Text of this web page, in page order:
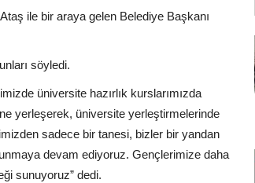
ile bir araya gelen Belediye Başkanı
söyledi.
üniversite hazırlık kurslarımızda
yerleşerek, üniversite yerleştirmelerinde
sadece bir tanesi, bizler bir yandan
devam ediyoruz. Gençlerimize daha
sunuyoruz” dedi.